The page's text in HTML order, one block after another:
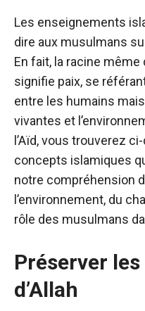
Les enseignements
dire aux musulmans
En fait, la racine même
signifie paix, se
entre les humains
vivantes et
l’Aïd, vous trouverez
concepts islamiques
notre compréhension
l’environnement, du
rôle des musulmans
Préserver
d’Allah